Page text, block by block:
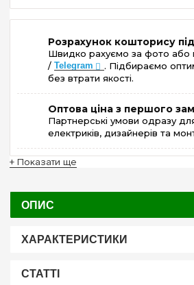
Розрахунок кошторису
Швидко рахуємо за фото або
/ Telegram
. Підбираємо
без втрати якості.
Оптова ціна з першого
Партнерські умови одразу
електриків, дизайнерів та
+ Показати ще
ОПИС
ХАРАКТЕРИСТИКИ
СТАТТІ